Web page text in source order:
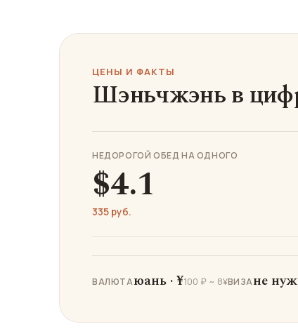
ЦЕНЫ И ФАКТЫ
Шэньчжэнь в
НЕДОРОГОЙ ОБЕД НА ОДНОГО
$4.1
335 руб.
ВАЛЮТАюань · ¥100 ₽ ~ 8¥ВИЗАне